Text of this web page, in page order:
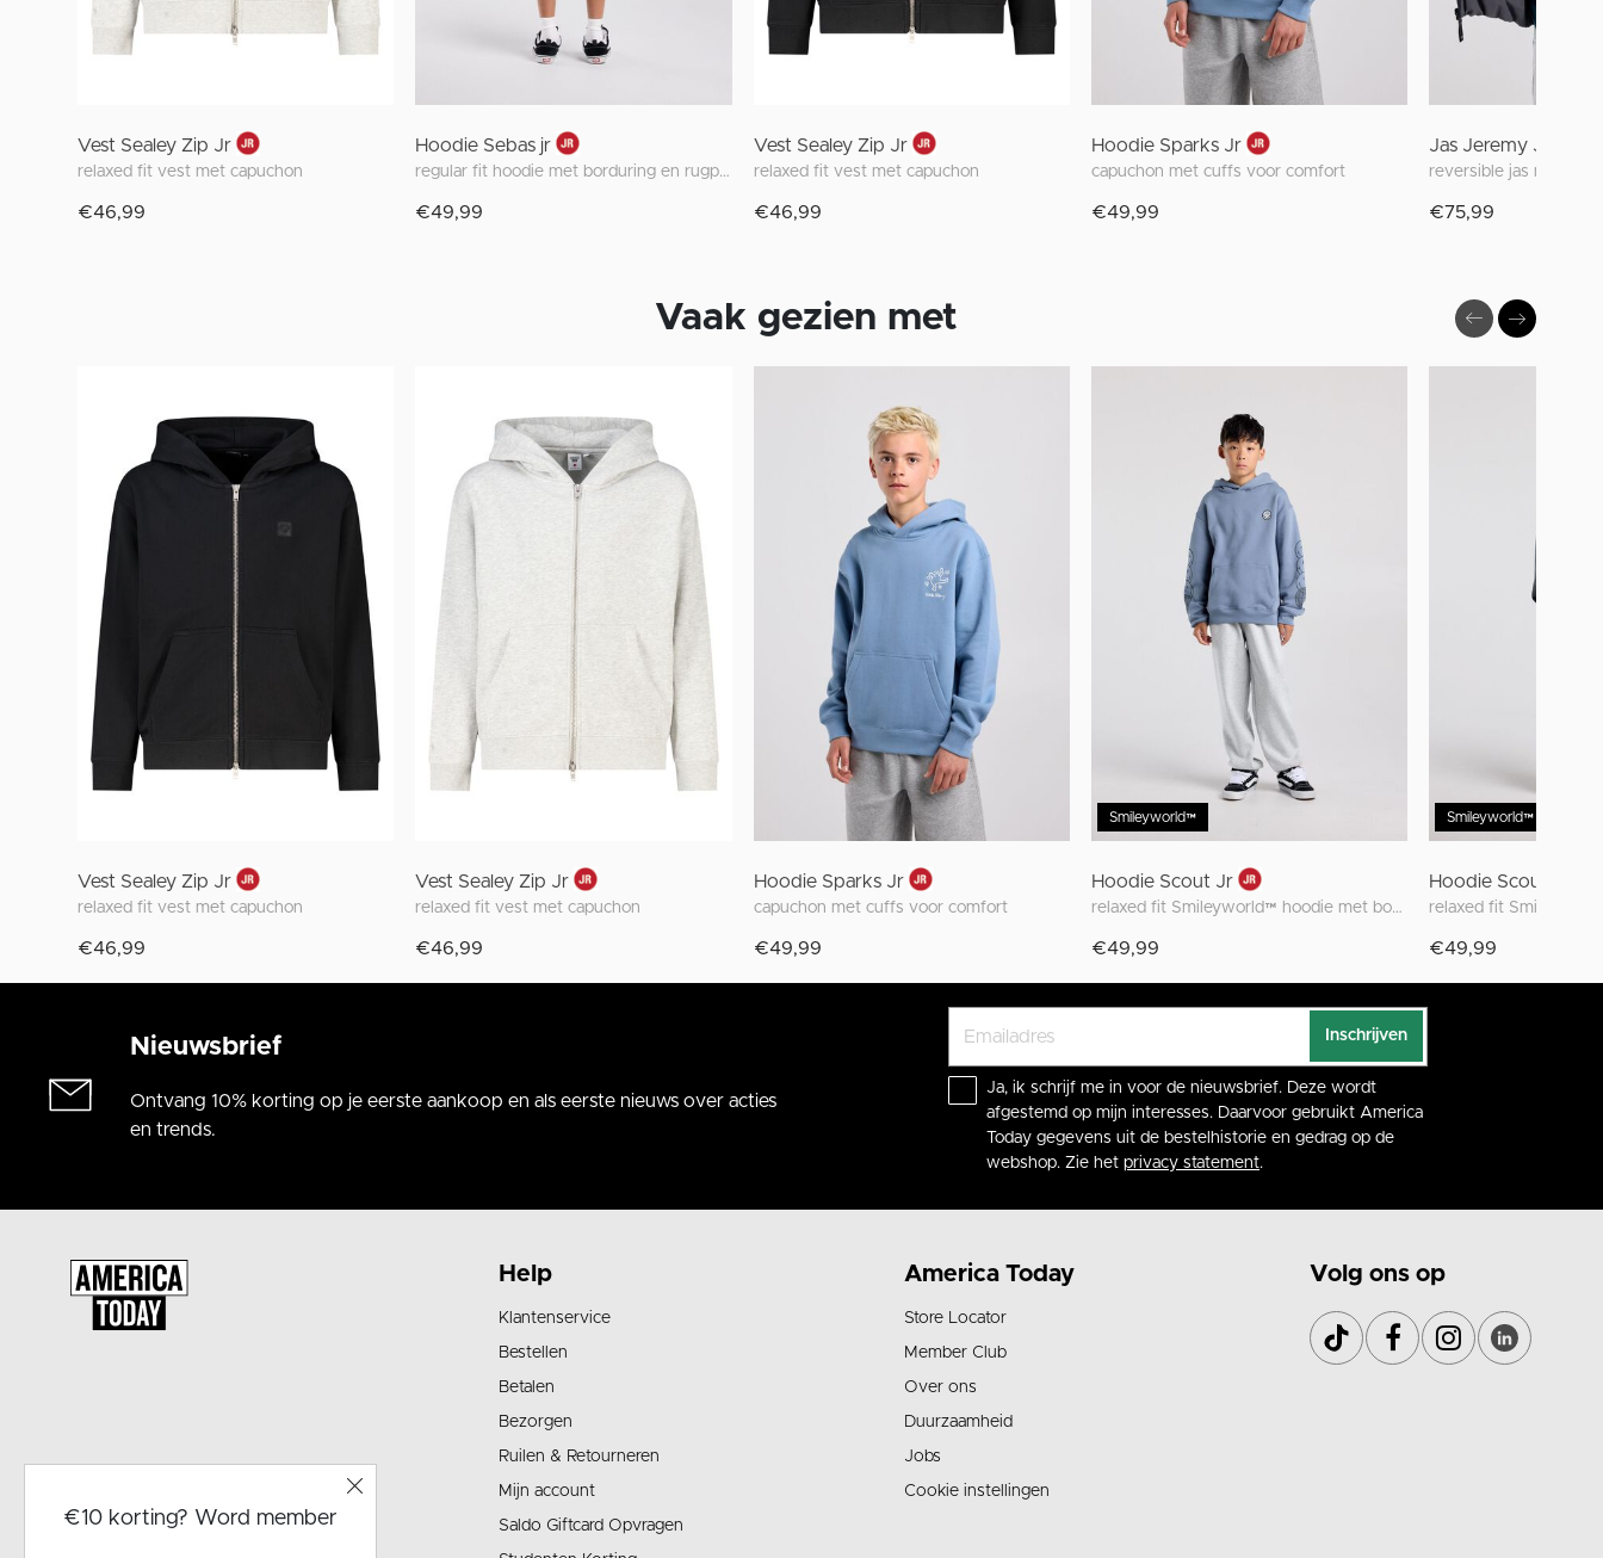
Vest Sealey Zip Jr
relaxed fit vest met capuchon
€46,99
Hoodie Sebas jr
regular fit hoodie met borduring en rugprint
€49,99
Vest Sealey Zip Jr
relaxed fit vest met capuchon
€46,99
Hoodie Sparks Jr
capuchon met cuffs voor comfort
€49,99
Jas Jeremy Jr
reversible jas met
€75,99
Vaak gezien met
Vest Sealey Zip Jr
relaxed fit vest met capuchon
€46,99
Vest Sealey Zip Jr
relaxed fit vest met capuchon
€46,99
Hoodie Sparks Jr
capuchon met cuffs voor comfort
€49,99
Smileyworld™
Hoodie Scout Jr
relaxed fit Smileyworld™ hoodie met borduring
€49,99
Smileyworld™
Hoodie Scout Jr
€49,99
Nieuwsbrief
Ontvang 10% korting op je eerste aankoop en als eerste nieuws over acties
en trends.
Inschrijven
Ja, ik schrijf me in voor de nieuwsbrief. Deze wordt
afgestemd op mijn interesses. Daarvoor gebruikt America
Today gegevens uit de bestelhistorie en gedrag op de
webshop. Zie het privacy statement.
Help
Klantenservice
Bestellen
Betalen
Bezorgen
Ruilen & Retourneren
Mijn account
Saldo Giftcard Opvragen
America Today
Store Locator
Member Club
Over ons
Duurzaamheid
Jobs
Cookie instellingen
Volg ons op
€10 korting? Word member